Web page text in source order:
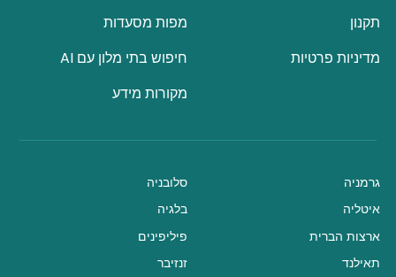
תקנון
מדיניות פרטיות
מפות מסעדות
חיפוש בתי מלון עם AI
מקורות מידע
גרמניה
איטליה
ארצות הברית
תאילנד
סלובניה
בלגיה
פיליפינים
זנזיבר